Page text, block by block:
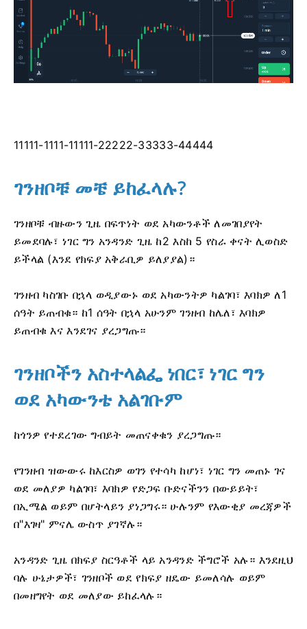
11111-1111-11111-22222-33333-44444
ገንዘቦቹ መቼ ይከፈላሉ?
ገንዘቦቹ ብዙውን ጊዜ በፍጥነት ወደ አካውንቶች ለመገበያየት
ይመደባሉ፣ ነገር ግን አንዳንድ ጊዜ ከ2 እስከ 5 የስራ ቀናት ሊወስድ
ይችላል (እንደ የክፍያ አቅራቢዎ ይለያያል)።
ገንዘብ ካስገቡ በኋላ ወዲያውኑ ወደ አካውንትዎ ካልገባ፣ እባክዎ ለ1
ሰዓት ይጠብቁ። ​​ከ1 ሰዓት በኋላ አሁንም ገንዘብ ከሌለ፣ እባክዎ
ይጠብቁ እና እንደገና ያረጋግጡ።
ገንዘቦችን አስተላልፌ ነበር፣ ነገር ግን
ወደ አካውንቴ አልገቡም
ከጎንዎ የተደረገው ግብይት መጠናቀቁን ያረጋግጡ።
የገንዘብ ዝውውሩ ከእርስዎ ወገን የተሳካ ከሆነ፣ ነገር ግን መጠኑ ገና
ወደ መለያዎ ካልገባ፣ እባክዎ የድጋፍ ቡድናችንን በውይይት፣
በኢሜል ወይም በሆትላይን ያነጋግሩ። ሁሉንም የእውቂያ መረጃዎች
በ"እገዛ" ምናሌ ውስጥ ያገኛሉ።
አንዳንድ ጊዜ በክፍያ ስርዓቶች ላይ አንዳንድ ችግሮች አሉ። እንደዚህ
ባሉ ሁኔታዎች፣ ገንዘቦች ወደ የክፍያ ዘዴው ይመለሳሉ ወይም
በመዘግየት ወደ መለያው ይከፈላሉ።